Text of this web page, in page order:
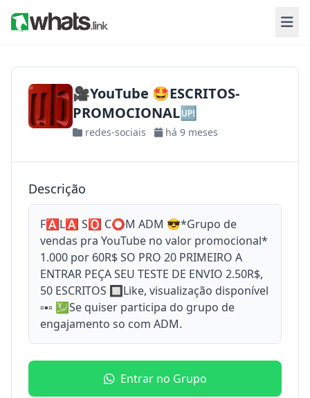
🎥YouTube 🤩ESCRITOS-
PROMOCIONAL🆙
redes-sociais há 9 meses
Descrição
F🅰L🅰 S🅾 C⭕M ADM 😎*Grupo de
vendas pra YouTube no valor promocional*
1.000 por 60R$ SO PRO 20 PRIMEIRO A
ENTRAR PEÇA SEU TESTE DE ENVIO 2.50R$,
50 ESCRITOS 🔲Like, visualização disponível
▫▪▫ 💹Se quiser participa do grupo de
engajamento so com ADM.
Entrar no Grupo